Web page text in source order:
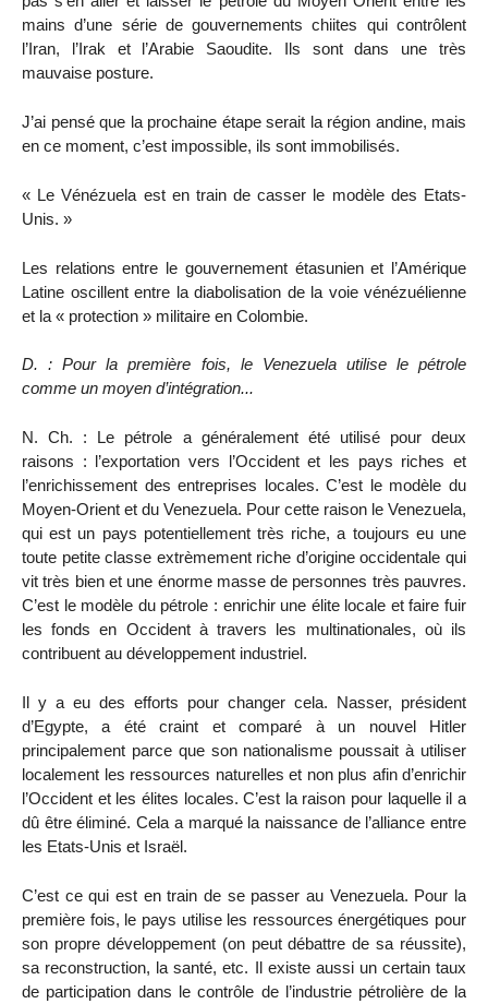
mains d’une série de gouvernements chiites qui contrôlent
l’Iran, l’Irak et l’Arabie Saoudite. Ils sont dans une très
mauvaise posture.
J’ai pensé que la prochaine étape serait la région andine, mais
en ce moment, c’est impossible, ils sont immobilisés.
« Le Vénézuela est en train de casser le modèle des Etats-
Unis. »
Les relations entre le gouvernement étasunien et l’Amérique
Latine oscillent entre la diabolisation de la voie vénézuélienne
et la « protection » militaire en Colombie.
D. : Pour la première fois, le Venezuela utilise le pétrole
comme un moyen d’intégration...
N. Ch. : Le pétrole a généralement été utilisé pour deux
raisons : l’exportation vers l’Occident et les pays riches et
l’enrichissement des entreprises locales. C’est le modèle du
Moyen-Orient et du Venezuela. Pour cette raison le Venezuela,
qui est un pays potentiellement très riche, a toujours eu une
toute petite classe extrèmement riche d’origine occidentale qui
vit très bien et une énorme masse de personnes très pauvres.
C’est le modèle du pétrole : enrichir une élite locale et faire fuir
les fonds en Occident à travers les multinationales, où ils
contribuent au développement industriel.
Il y a eu des efforts pour changer cela. Nasser, président
d’Egypte, a été craint et comparé à un nouvel Hitler
principalement parce que son nationalisme poussait à utiliser
localement les ressources naturelles et non plus afin d’enrichir
l’Occident et les élites locales. C’est la raison pour laquelle il a
dû être éliminé. Cela a marqué la naissance de l’alliance entre
les Etats-Unis et Israël.
C’est ce qui est en train de se passer au Venezuela. Pour la
première fois, le pays utilise les ressources énergétiques pour
son propre développement (on peut débattre de sa réussite),
sa reconstruction, la santé, etc. Il existe aussi un certain taux
de participation dans le contrôle de l’industrie pétrolière de la